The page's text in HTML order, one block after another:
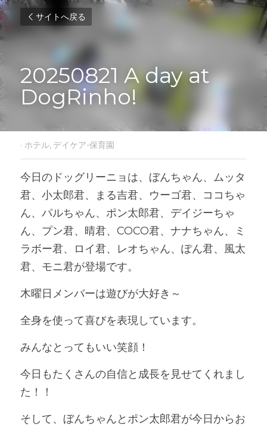
サイトへ戻る
20250821 A day at
DogRinho!
· ホテル, デイケア-保育園
今日のドッグリーニョは、ぼんちゃん、ムッタ
君、小太郎君、まる吉君、ウーゴ君、ココちゃ
ん、パルちゃん、ポン太郎君、デイジーちゃ
ん、プン君、晴君、COCO君、ナナちゃん、ミ
ラボー君、ロイ君、レオちゃん、ぽん君、風太
君、モニ君が登場です。
木曜日メンバーは遊びが大好き～
全身を使って喜びを表現しています。
みんなとってもいい笑顔！
今日もたくさんの自信と成長を見せてくれまし
た！！
そして、ぼんちゃんとポン太郎君が今日からお